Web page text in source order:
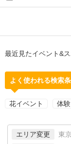
最近見たイベント&
よく使われる検索
花イベント 体
エリア変更 東